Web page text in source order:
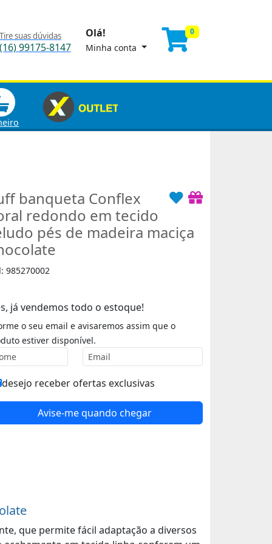
Tire suas dúvidas
(16) 99175-8147
Olá!
Minha conta
0
banqueta Conflex
redondo em tecido
pés de madeira maciça
985270002
já vendemos todo o estoque!
o seu email e avisaremos assim que o
estiver disponível.
desejo receber ofertas exclusivas
Avise-me quando chegar
que permite fácil adaptação a diversos